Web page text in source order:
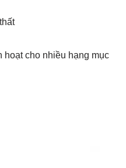
cho nhiều hạng mục